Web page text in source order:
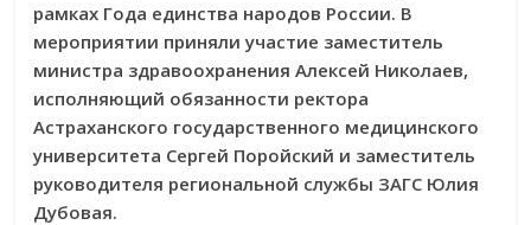
рамках Года единства народов России. В
мероприятии приняли участие заместитель
министра здравоохранения Алексей Николаев,
исполняющий обязанности ректора
Астраханского государственного медицинского
университета Сергей Поройский и заместитель
руководителя региональной службы ЗАГС Юлия
Дубовая.